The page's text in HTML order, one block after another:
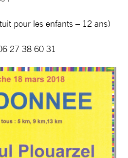
pour les enfants – 12 ans)
27 38 60 31